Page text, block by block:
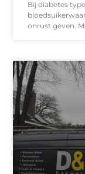
Bij diabetes
onrust geven.